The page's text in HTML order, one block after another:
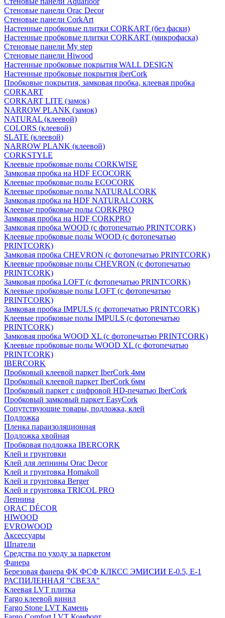
Стеновые панели Orac Decor
Стеновые панели CorkArt
Настенные пробковые плитки CORKART (без фаски)
Настенные пробковые плитки CORKART (микрофаска)
Стеновые панели My step
Стеновые панели Hiwood
Настенные пробковые покрытия WALL DESIGN
Настенные пробковые покрытия iberCork
Пробковые покрытия, замковая пробка, клеевая пробка
CORKART
CORKART LITE (замок)
NARROW PLANK (замок)
NATURAL (клеевой)
COLORS (клеевой)
SLATE (клеевой)
NARROW PLANK (клеевой)
CORKSTYLE
Клеевые пробковые полы CORKWISE
Замковая пробка на HDF ECOCORK
Клеевые пробковые полы ECOCORK
Клеевые пробковые полы NATURALCORK
Замковая пробка на HDF NATURALCORK
Клеевые пробковые полы CORKPRO
Замковая пробка на HDF CORKPRO
Замковая пробка WOOD (с фотопечатью PRINTCORK)
Клеевые пробковые полы WOOD (с фотопечатью
PRINTCORK)
Замковая пробка CHEVRON (с фотопечатью PRINTCORK)
Клеевые пробковые полы CHEVRON (с фотопечатью
PRINTCORK)
Замковая пробка LOFT (с фотопечатью PRINTCORK)
Клеевые пробковые полы LOFT (с фотопечатью
PRINTCORK)
Замковая пробка IMPULS (с фотопечатью PRINTCORK)
Клеевые пробковые полы IMPULS (с фотопечатью
PRINTCORK)
Замковая пробка WOOD XL (с фотопечатью PRINTCORK)
Клеевые пробковые полы WOOD XL (с фотопечатью
PRINTCORK)
IBERCORK
Пробковый клеевой паркет IberCork 4мм
Пробковый клеевой паркет IberCork 6мм
Пробковый паркет с цифровой HD-печатью IberCork
Пробковый замковый паркет EasyCork
Сопутствующие товары, подложка, клей
Подложка
Пленка параизоляционная
Подложка хвойная
Пробковая подложка IBERCORK
Клей и грунтовки
Клей для лепнины Orac Decor
Клей и грунтовка Homakoll
Клей и грунтовка Berger
Клей и грунтовка TRICOL PRO
Лепнина
ORAC DÉCOR
HIWOOD
EVROWOOD
Аксессуары
Шпатели
Средства по уходу за паркетом
Фанера
Березовая фанера ФК ФСФ КЛКСС ЭМИСИИ Е-0.5, Е-1
РАСПИЛЕННАЯ "СВЕЗА"
Клеевая LVT плитка
Fargo клеевой винил
Fargo Stone LVT Камень